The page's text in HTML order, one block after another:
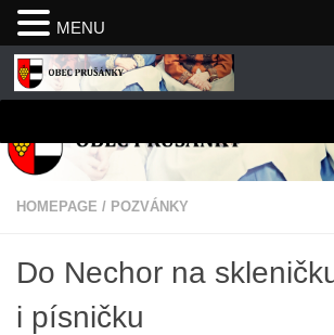
Skip to content
HOMEPAGE / POZVÁNKY
Do Nechor na
i písničku
MENU